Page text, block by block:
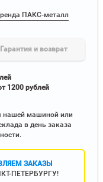
ПАКС-металл
Гарантия и возврат
1200 рублей
нашей машиной или
в день заказа
ЗАКАЗЫ
ПЕТЕРБУРГУ!